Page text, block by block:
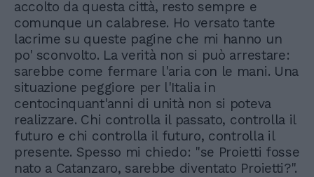
accolto da questa città, resto sempre e
comunque un calabrese. Ho versato tante
lacrime su queste pagine che mi hanno un
po' sconvolto. La verità non si può arrestare:
sarebbe come fermare l'aria con le mani. Una
situazione peggiore per l'Italia in
centocinquant'anni di unità non si poteva
realizzare. Chi controlla il passato, controlla il
futuro e chi controlla il futuro, controlla il
presente. Spesso mi chiedo: "se Proietti fosse
nato a Catanzaro, sarebbe diventato Proietti?".